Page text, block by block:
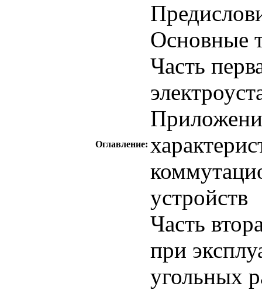
Оглавление:
Основные
Часть
устройств
Часть
при
угольных